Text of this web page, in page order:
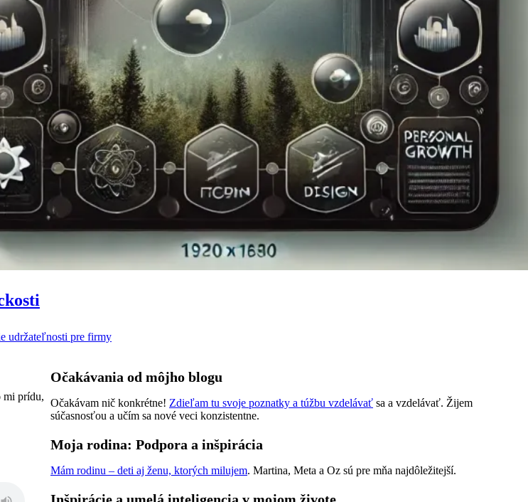
udržateľnosti pre firmy
mi prídu,
Očakávania od môjho blogu
Očakávam nič konkrétne! Zdieľam tu svoje poznatky a túžbu vzdelávať sa a vzdelávať. Žijem
súčasnosťou a učím sa nové veci konzistentne.
Moja rodina: Podpora a inšpirácia
Mám rodinu – deti aj ženu, ktorých milujem. Martina, Meta a Oz sú pre mňa najdôležitejší.